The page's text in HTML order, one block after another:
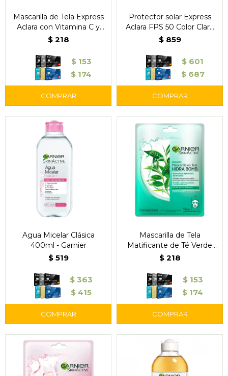
Mascarilla de Tela Express
Aclara con Vitamina C y
Limón Garnier
$ 218
$ 153
$ 174
Protector solar Express
Aclara FPS 50 Color Claro
40 g – Garnier
$ 859
$ 601
$ 687
Agua Micelar Clásica
400ml - Garnier
$ 519
$ 363
$ 415
Mascarilla de Tela
Matificante de Té Verde
Garnier
$ 218
$ 153
$ 174